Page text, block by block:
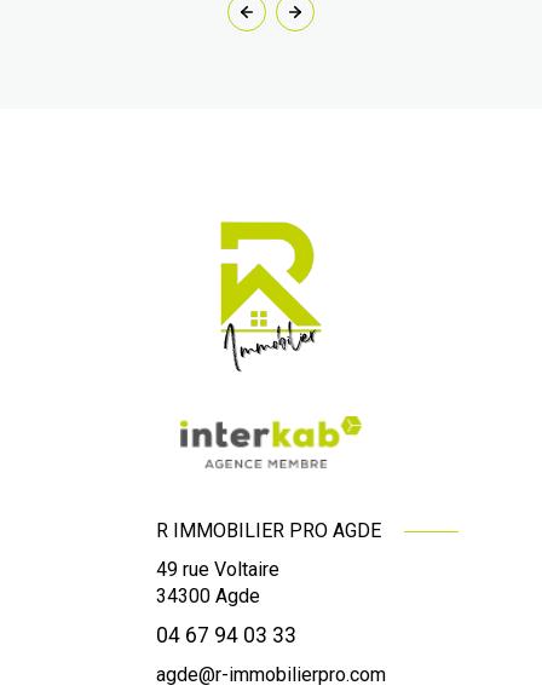
R IMMOBILIER PRO AGDE
49 rue Voltaire
34300 Agde
04 67 94 03 33
agde@r-immobilierpro.com